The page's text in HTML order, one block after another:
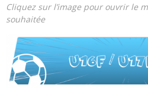
Cliquez sur l’image pour ouvrir le menu de la catégorie
souhaitée